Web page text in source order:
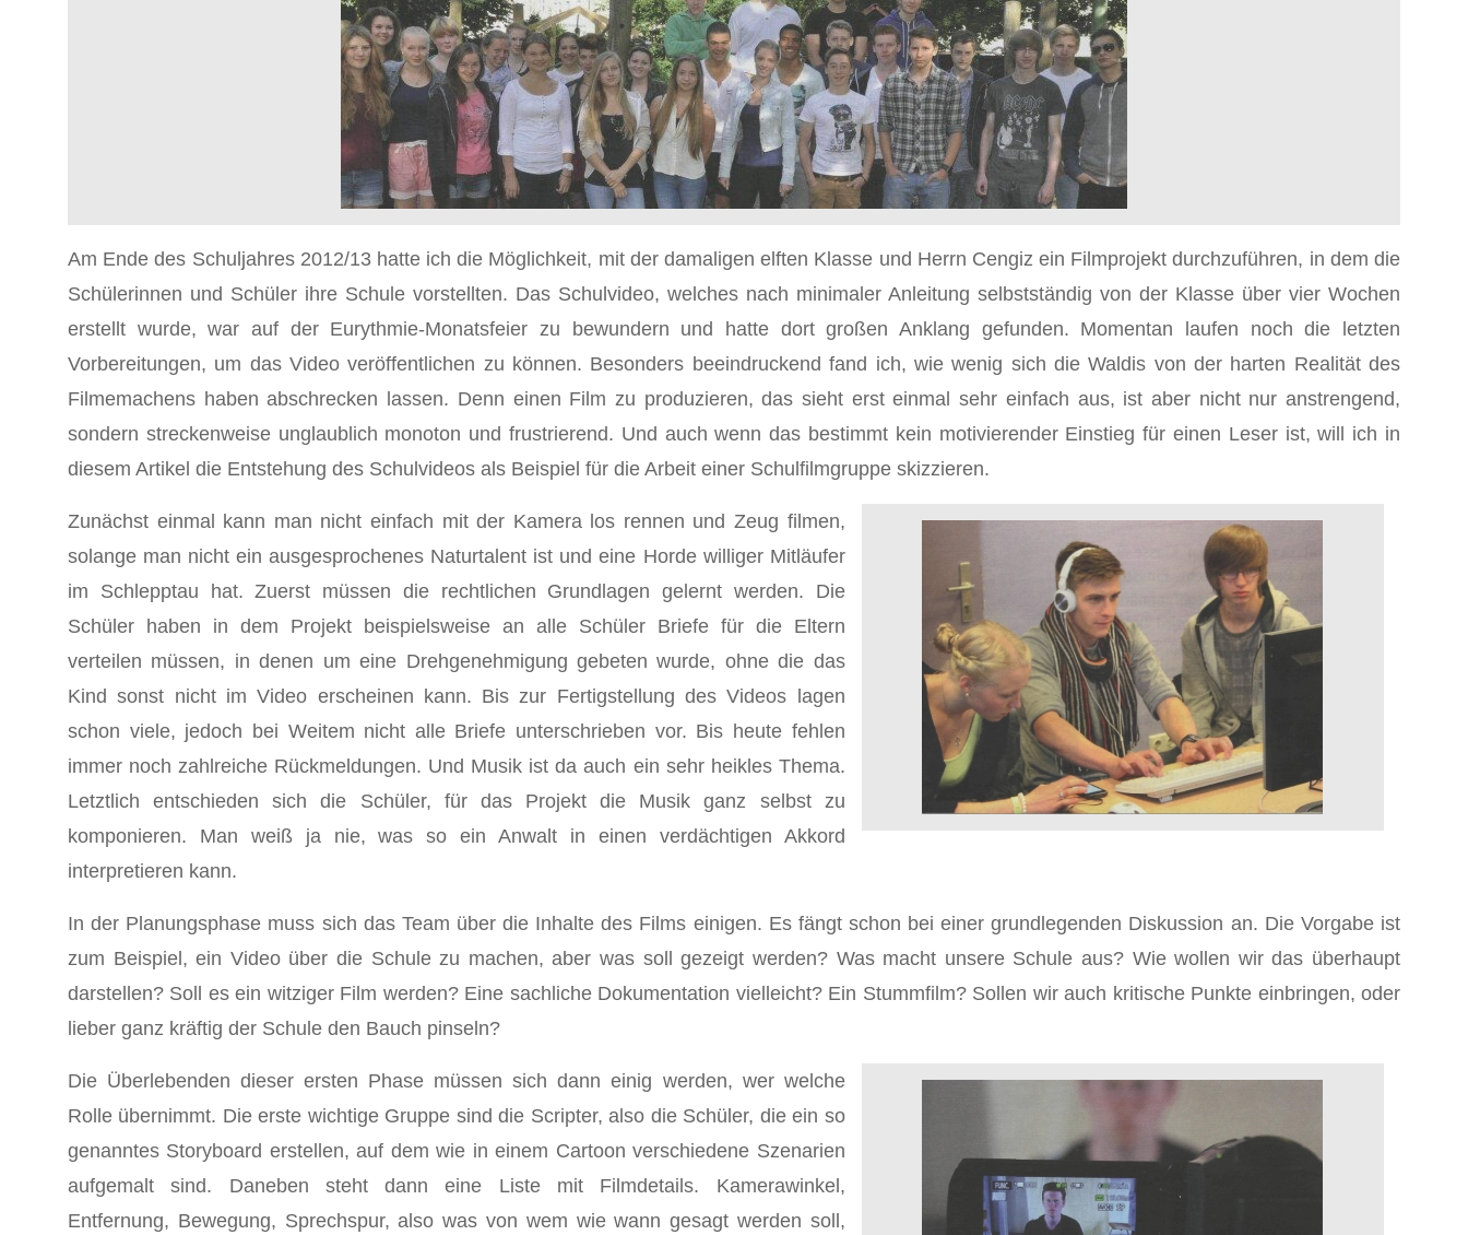
Am Ende des Schuljahres 2012/13 hatte ich die Möglichkeit, mit der damaligen elften Klasse und Herrn Cengiz ein Filmprojekt durchzuführen, in dem die
Schülerinnen und Schüler ihre Schule vorstellten. Das Schulvideo, welches nach minimaler Anleitung selbstständig von der Klasse über vier Wochen
erstellt wurde, war auf der Eurythmie-Monatsfeier zu bewundern und hatte dort großen Anklang gefunden. Momentan laufen noch die letzten
Vorbereitungen, um das Video veröffentlichen zu können. Besonders beeindruckend fand ich, wie wenig sich die Waldis von der harten Realität des
Filmemachens haben abschrecken lassen. Denn einen Film zu produzieren, das sieht erst einmal sehr einfach aus, ist aber nicht nur anstrengend,
sondern streckenweise unglaublich monoton und frustrierend. Und auch wenn das bestimmt kein motivierender Einstieg für einen Leser ist, will ich in
diesem Artikel die Entstehung des Schulvideos als Beispiel für die Arbeit einer Schulfilmgruppe skizzieren.
Zunächst einmal kann man nicht einfach mit der Kamera los rennen und Zeug filmen,
solange man nicht ein ausgesprochenes Naturtalent ist und eine Horde williger Mitläufer
im Schlepptau hat. Zuerst müssen die rechtlichen Grundlagen gelernt werden. Die
Schüler haben in dem Projekt beispielsweise an alle Schüler Briefe für die Eltern
verteilen müssen, in denen um eine Drehgenehmigung gebeten wurde, ohne die das
Kind sonst nicht im Video erscheinen kann. Bis zur Fertigstellung des Videos lagen
schon viele, jedoch bei Weitem nicht alle Briefe unterschrieben vor. Bis heute fehlen
immer noch zahlreiche Rückmeldungen. Und Musik ist da auch ein sehr heikles Thema.
Letztlich entschieden sich die Schüler, für das Projekt die Musik ganz selbst zu
komponieren. Man weiß ja nie, was so ein Anwalt in einen verdächtigen Akkord
interpretieren kann.
In der Planungsphase muss sich das Team über die Inhalte des Films einigen. Es fängt schon bei einer grundlegenden Diskussion an. Die Vorgabe ist
zum Beispiel, ein Video über die Schule zu machen, aber was soll gezeigt werden? Was macht unsere Schule aus? Wie wollen wir das überhaupt
darstellen? Soll es ein witziger Film werden? Eine sachliche Dokumentation vielleicht? Ein Stummfilm? Sollen wir auch kritische Punkte einbringen, oder
lieber ganz kräftig der Schule den Bauch pinseln?
Die Überlebenden dieser ersten Phase müssen sich dann einig werden, wer welche
Rolle übernimmt. Die erste wichtige Gruppe sind die Scripter, also die Schüler, die ein so
genanntes Storyboard erstellen, auf dem wie in einem Cartoon verschiedene Szenarien
aufgemalt sind. Daneben steht dann eine Liste mit Filmdetails. Kamerawinkel,
Entfernung, Bewegung, Sprechspur, also was von wem wie wann gesagt werden soll,